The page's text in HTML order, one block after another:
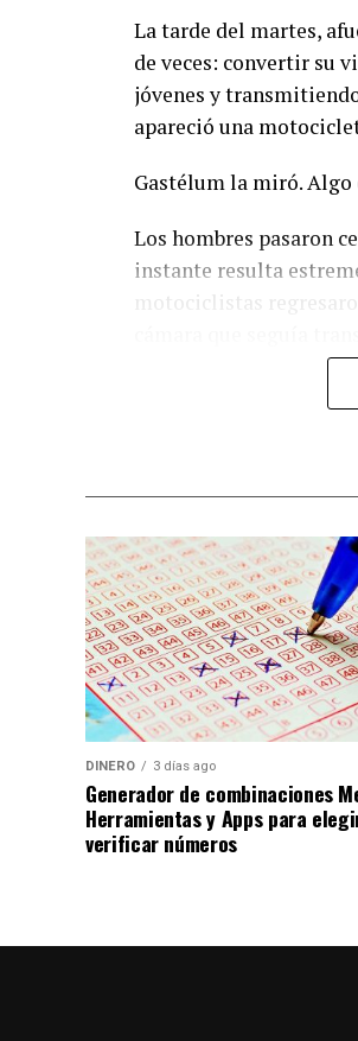
La tarde del martes,
de veces: convertir su
jóvenes y
apareció una
Gastélum la miró. Algo
Los hombres pasaron
instante resulta
motociclistas
Y quizá ahí comienza
La generación que
Cesarín quería ser
seguidores. Publicaba
esa estética
visual.
Su asesinato se suma
Chapitos y La Mayiza,
sido asesinados en
injusticia terrible
DINERO 3 días ago
Generador de combinaciones
Herramientas y Apps para
verificar números